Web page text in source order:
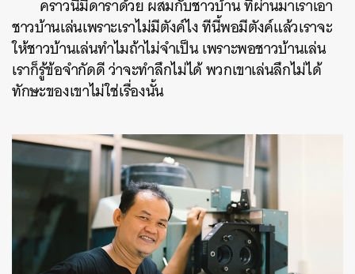
คราวนี้มีดาราด้วย ผสมกับชาวบ้าน ที่ผ่านมาเราเอา
ชาวบ้านเล่นเพราะเราไม่มีตังค์ไง ทีนี้พอมีตังค์แล้วเราจะ
ให้ชาวบ้านเล่นทำไมถ้าไม่จำเป็น เพราะพอชาวบ้านเล่น
เราก็รู้ข้อจำกัดดี ว่าจะทำลึกไม่ได้ พวกเขาเล่นลึกไม่ได้
ทักษะของเขาไม่ใช่เรื่องนั้น